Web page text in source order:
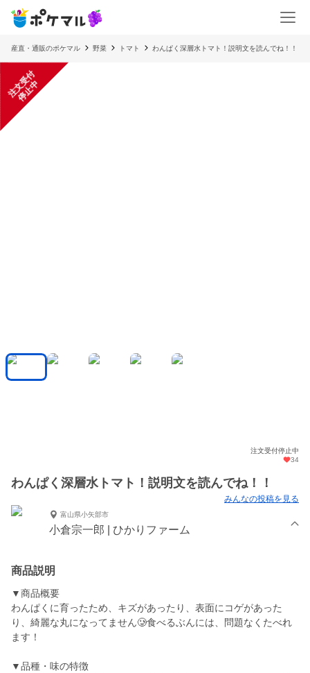
産直・通販のポケマル 野菜 トマト わんぱく深層水トマト！説明文を読んでね！！
注
文
受
付
停
止
中
注文受付停止中
34
わんぱく深層水トマト！説明文を読んでね！！
みんなの投稿を見る
富山県小矢部市
小倉宗一郎 | ひかりファーム
商品説明
▼商品概要
わんぱくに育ったため、キズがあったり、表面にコゲがあった
り、綺麗な丸になってません🥲食べるぶんには、問題なくたべれ
ます！
▼品種・味の特徴